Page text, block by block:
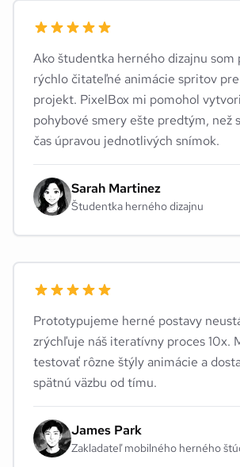
Ako študentka herného dizajnu som
rýchlo čitateľné animácie spritov
projekt. PixelBox mi pomohol
pohybové smery ešte predtým, než
čas úpravou jednotlivých snímok.
Sarah Martinez
Študentka herného dizajnu
Prototypujeme herné postavy
zrýchľuje náš iteratívny proces 10x.
testovať rôzne štýly animácie a
spätnú väzbu od tímu.
James Park
Zakladateľ mobilného herného